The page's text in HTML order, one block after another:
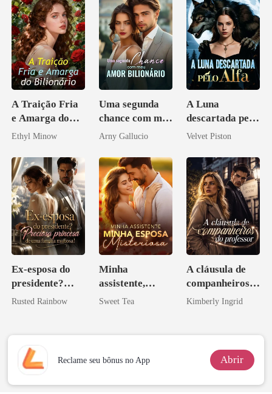
A Traição Fria
e Amarga do
Bilionário
Ethyl Minow
Uma segunda
chance com meu
amor bilionário
Arny Gallucio
A Luna
descartada pelo
Alfa
Velvet Piston
Ex-esposa do
presidente?
Preciosa
mafiosa!
Rusted Rainbow
Minha
assistente,
minha esposa
Sweet Tea
A cláusula de
companheiros
do professor
Kimberly Ingrid
Reclame seu bônus no App Abrir